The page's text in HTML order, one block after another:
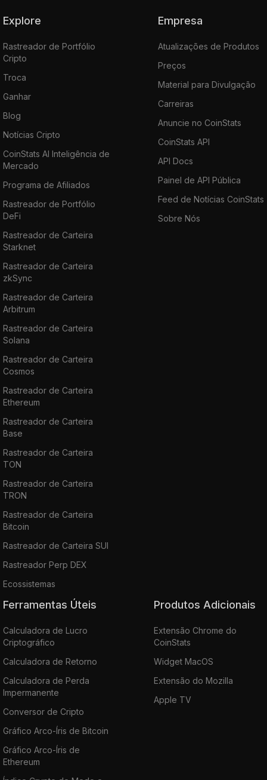
Explore
Rastreador de Portfólio
Cripto
Troca
Ganhar
Blog
Notícias Cripto
CoinStats AI Inteligência de
Mercado
Programa de Afiliados
Rastreador de Portfólio
DeFi
Rastreador de Carteira
Starknet
Rastreador de Carteira
zkSync
Rastreador de Carteira
Arbitrum
Rastreador de Carteira
Solana
Rastreador de Carteira
Cosmos
Rastreador de Carteira
Ethereum
Rastreador de Carteira
Base
Rastreador de Carteira
TON
Rastreador de Carteira
TRON
Rastreador de Carteira
Bitcoin
Rastreador de Carteira SUI
Rastreador Perp DEX
Ecossistemas
Empresa
Atualizações de Produtos
Preços
Material para Divulgação
Carreiras
Anuncie no CoinStats
CoinStats API
API Docs
Painel de API Pública
Feed de Notícias CoinStats
Sobre Nós
Ferramentas Úteis
Calculadora de Lucro
Criptográfico
Calculadora de Retorno
Calculadora de Perda
Impermanente
Conversor de Cripto
Gráfico Arco-Íris de Bitcoin
Gráfico Arco-Íris de
Ethereum
Produtos Adicionais
Extensão Chrome do
CoinStats
Widget MacOS
Extensão do Mozilla
Apple TV